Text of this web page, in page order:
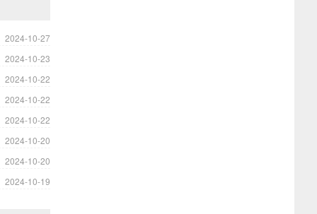
2024-10-27
2024-10-23
2024-10-22
2024-10-22
2024-10-22
2024-10-20
2024-10-20
2024-10-19